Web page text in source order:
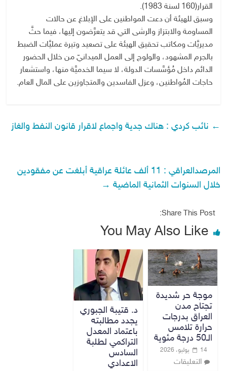
القرار(160 لسنة 1983).
وسبق للهيئة أن دعت المواطنين على الإبلاغ عن حالات
المساومة والابتزاز والرشى التي قد يتعرَّضون إليها، فيما حثَّ
مديريَّات ومكاتب تحقيق الهيئة على تصعيد وتيرة عمليَّات الضبط
بالجرم المشهود، والولوج إلى العمل الميدانيّ من خلال الحضور
الدائم داخل مُؤسَّسات الدولة، لا سيما الخدميَّة منها، واستشعار
حاجات المُواطنين، وعزل الفاسدين والمتجاوزين على المال العام.
← نائب كردي : هناك جدية واجماع لاقرار قانون النفط والغاز
المرصدالعراقي : 11 ألف عائلة عراقية أبلغت عن مفقودين
خلال السنوات الثمانية الماضية →
Share This Post:
You May Also Like
موجة حر شديدة
تجتاح مدن
العراق بدرجات
حرارة تلامس
الـ50 درجة مئوية
14 يوليو، 2026
التعليقات
د. قتيبة الجبوري
يجدد مطالبته
باعتماد المعدل
التراكمي لطلبة
السادس
الاعدادي